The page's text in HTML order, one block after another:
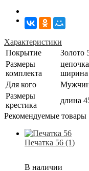
Характеристики
Покрытие
Золото
Размеры
комплекта
Для кого
Размеры
крестика
длина
Рекомендуемые товары
Печатка 56 (1)
В наличии